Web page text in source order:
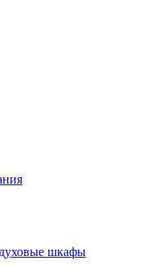
шкафы